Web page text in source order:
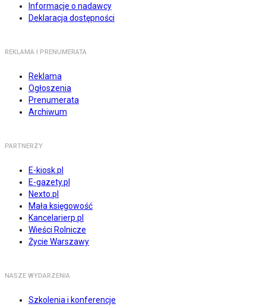
Informacje o nadawcy
Deklaracja dostępności
REKLAMA I PRENUMERATA
Reklama
Ogłoszenia
Prenumerata
Archiwum
PARTNERZY
E-kiosk.pl
E-gazety.pl
Nexto.pl
Mała księgowość
Kancelarierp.pl
Wieści Rolnicze
Życie Warszawy
NASZE WYDARZENIA
Szkolenia i konferencje